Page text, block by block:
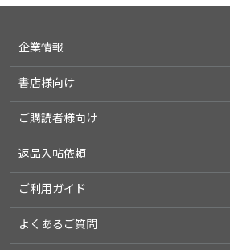
企業情報
書店様向け
ご購読者様向け
返品入帖依頼
ご利用ガイド
よくあるご質問